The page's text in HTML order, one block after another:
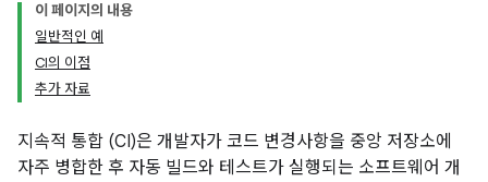
이 페이지의 내용
일반적인 예
CI의 이점
추가 자료
지속적 통합 (CI)은 개발자가 코드 변경사항을 중앙 저장소에
자주 병합한 후 자동 빌드와 테스트가 실행되는 소프트웨어 개